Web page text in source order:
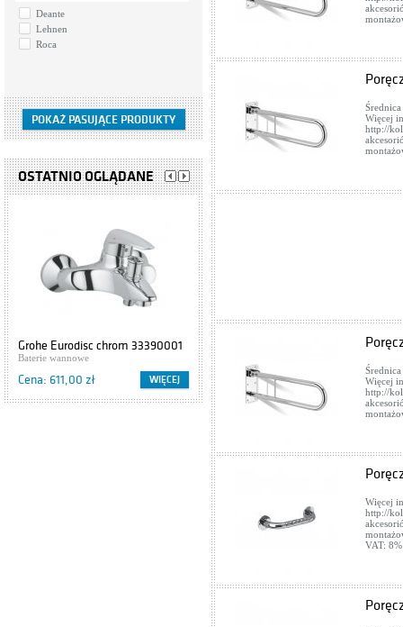
Deante
Lehnen
Roca
OSTATNIO OGLĄDANE
Grohe Eurodisc chrom 33390001
Baterie wannowe
Cena: 611,00 zł WIĘCEJ Cena: 416,00 zł WIĘCEJ
Więcej
http://
Więcej
http://
Więcej
http://
VAT: 8%